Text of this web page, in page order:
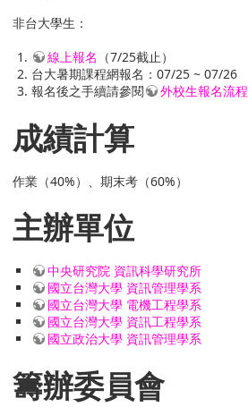
非台大學生：
線上報名 （7/25截止）
台大暑期課程網報名：07/25 ~ 07/26
報名後之手續請參閱
外校生報名流程
成績計算
作業（40%）、期末考（60%）
主辦單位
中央研究院 資訊科學研究所
國立台灣大學 資訊管理學系
國立台灣大學 電機工程學系
國立台灣大學 資訊工程學系
國立政治大學 資訊管理學系
籌辦委員會